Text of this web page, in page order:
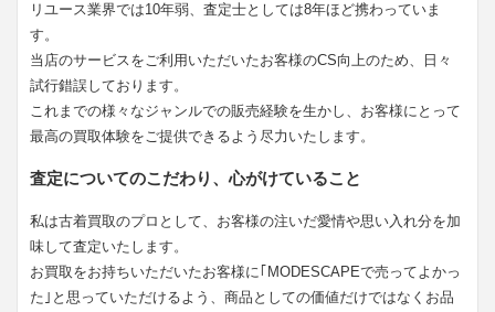
リユース業界では10年弱、査定士としては8年ほど携わっていま
す。
当店のサービスをご利用いただいたお客様のCS向上のため、日々
試行錯誤しております。
これまでの様々なジャンルでの販売経験を生かし、お客様にとって
最高の買取体験をご提供できるよう尽力いたします。
査定についてのこだわり、心がけていること
私は古着買取のプロとして、お客様の注いだ愛情や思い入れ分を加
味して査定いたします。
お買取をお持ちいただいたお客様に｢MODESCAPEで売ってよかっ
た｣と思っていただけるよう、商品としての価値だけではなくお品